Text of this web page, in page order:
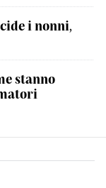
i nonni,
stanno